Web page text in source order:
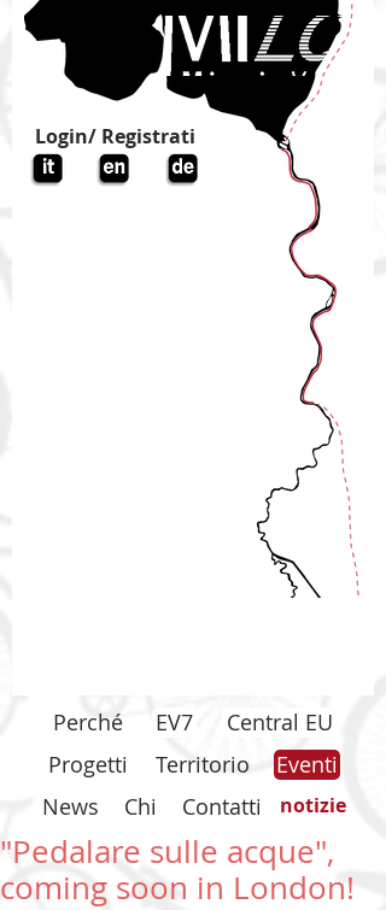
Login/ Registrati
Perché EV7
Central EU
Progetti
Territorio
Eventi
News
Chi Contatti notizie
"Pedalare sulle acque",
coming soon in London!